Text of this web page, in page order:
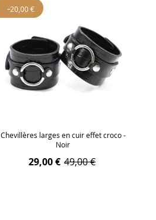
-20,00 €
Chevillères larges en cuir effet croco -
Noir
29,00 € 49,00 €